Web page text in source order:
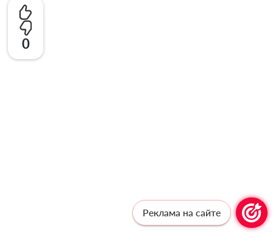
0
Реклама на сайте